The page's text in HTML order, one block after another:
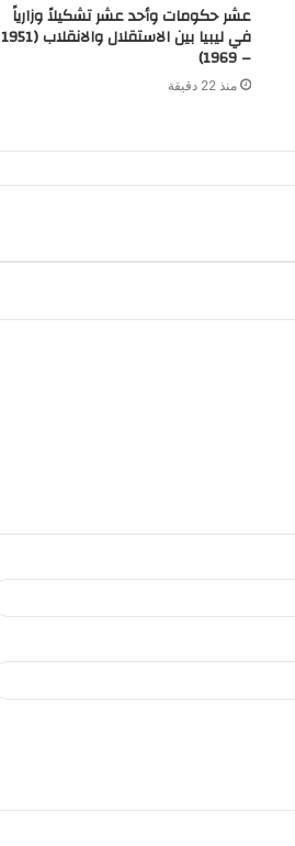
عشر حكومات وأحد عشر تشكيلاً وزارياً
في ليبيا بين الاستقلال والانقلاب (1951
– 1969)
منذ 22 دقيقة